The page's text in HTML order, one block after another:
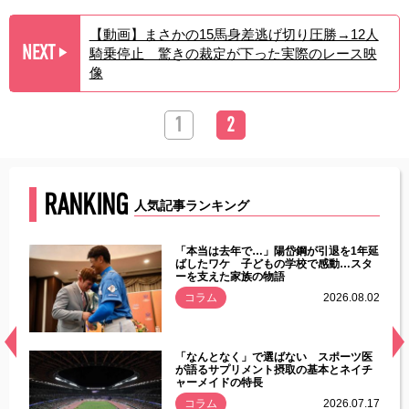
NEXT ▶︎
【動画】まさかの15馬身差逃げ切り圧勝→12人
騎乗停止 驚きの裁定が下った実際のレース映
像
1 2
RANKING 人気記事ランキング
常
「本当は去年で…」陽岱鋼が引退を1年延
ばしたワケ 子どもの学校で感動…スタ
ーを支えた家族の物語
コラム
2026.08.02
「なんとなく」で選ばない スポーツ医
が語るサプリメント摂取の基本とネイチ
ャーメイドの特長
コラム
2026.07.17